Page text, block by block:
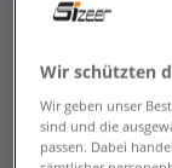
Wir schützten
Wir geben unser
sind und die
passen. Dabei